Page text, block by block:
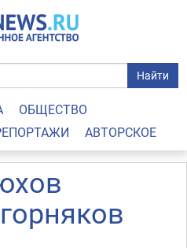
Найти
ОБЩЕСТВО
АВТОРСКОЕ